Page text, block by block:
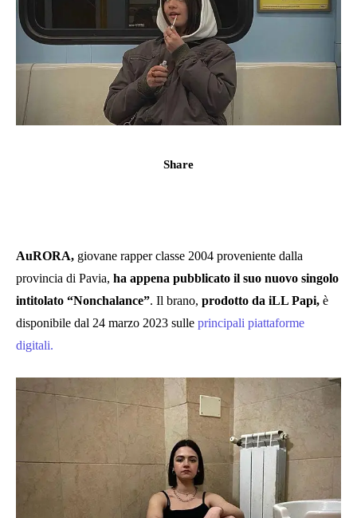
Share
AuRORA, giovane rapper classe 2004 proveniente dalla
provincia di Pavia, ha appena pubblicato il suo nuovo singolo
intitolato “Nonchalance”. Il brano, prodotto da iLL Papi, è
disponibile dal 24 marzo 2023 sulle principali piattaforme
digitali.